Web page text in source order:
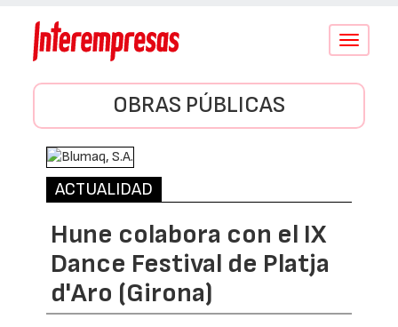
Conmutar
OBRAS PÚBLICAS
ACTUALIDAD
Hune colabora con el IX
Dance Festival de Platja
d'Aro (Girona)